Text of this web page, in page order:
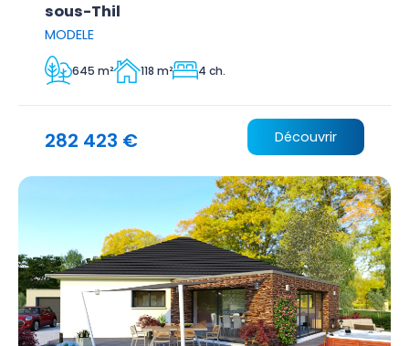
sous-Thil
MODELE
645 m² 118 m² 4 ch.
282 423 € Découvrir